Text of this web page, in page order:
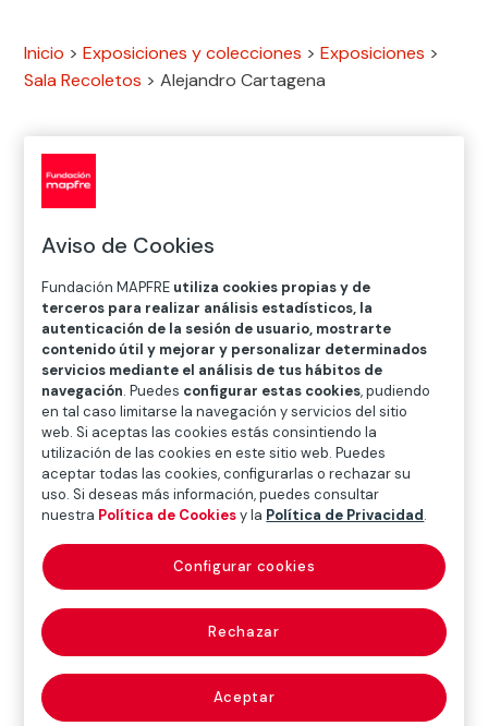
Inicio >Exposiciones y colecciones >Exposiciones >
Sala Recoletos >Alejandro Cartagena
Exposición
06.JUN.2026 ─ 30.AGO.2026
Dónde
Sala Recoletos
Paseo Recoletos 23, 28004 Madrid
cultura@fundacionmapfre.org
Horario general:
Lunes (excepto festivos) de 14:00 a 20:00 h.
Martes a sábados de 11:00 a 20:00 h.
Domingos y festivos de 11:00 a 19:00 h.
El desalojo de la sala se inicia 10 minutos antes del cierre. El último
acceso (18:30 o 19:30) sólo permite un recorrido de 20 minutos.
Cierre de salas:
25 de diciembre; 1, 5 y 6 de enero
Ground Rules
es la primera gran exposición del
fotógrafo Alejandro Cartagena (1977): un recorrido en
Aviso de Cookies
Fundación MAPFRE utiliza cookies propias y de
terceros para realizar análisis estadísticos, la
autenticación de la sesión de usuario, mostrarte
contenido útil y mejorar y personalizar determinados
servicios mediante el análisis de tus hábitos de
navegación. Puedes configurar estas cookies, pudiendo
en tal caso limitarse la navegación y servicios del sitio
web. Si aceptas las cookies estás consintiendo la
utilización de las cookies en este sitio web. Puedes
aceptar todas las cookies, configurarlas o rechazar su
uso. Si deseas más información, puedes consultar
nuestra Política de Cookiesy la Política de Privacidad.
Rechazar
Aceptar
Configurar cookies